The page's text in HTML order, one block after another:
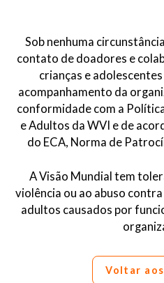
Sob nenhuma
contato de doadores e
crianças e
acompanhamento da
conformidade com a
e Adultos da WVI e de
do ECA, Norma de
A Visão Mundial tem
violência ou ao abuso
adultos causados por
Voltar